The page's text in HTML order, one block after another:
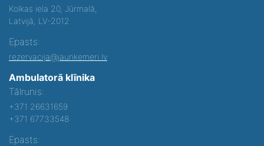
Kolkas iela 20, Jūrmalā,
Latvijā, LV-2012
Epasts:
rezervacija@jaunkemeri.lv
Ambulatorā klīnika
Tālrunis:
+371 26631659
+371 67733548
Epasts: